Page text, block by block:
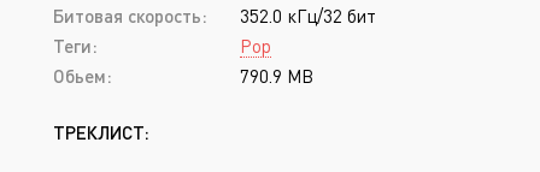
Битовая скорость:
352.0 кГц/32 бит
Теги:
Pop
Обьем:
790.9 MB
ТРЕКЛИСТ: